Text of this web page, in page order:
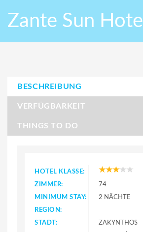
Zante Sun Hotel
BESCHREIBUNG
VERFÜGBARKEIT
THINGS TO DO
HOTEL KLASSE:
ZIMMER:
74
MINIMUM STAY:
2 NÄCHTE
REGION:
STADT:
ZAKYNTHOS